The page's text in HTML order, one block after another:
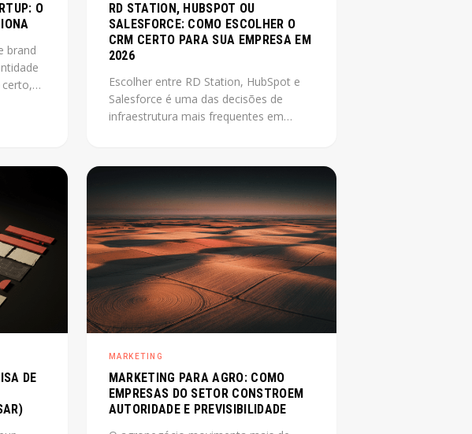
O
brand
RD STATION, HUBSPOT OU
SALESFORCE: COMO ESCOLHER O
CRM CERTO PARA SUA EMPRESA EM
2026
Escolher entre RD Station, HubSpot e
Salesforce é uma das decisões de
infraestrutura mais frequentes em
problema é que a maioria das
comparações disponíveis foi escrita por
revendedores de uma das plataformas.
Este post não tem esse conflito: mostra
os critérios reais que definem a escolha
certa para cada contexto.
DE
MARKETING
MARKETING PARA AGRO: COMO
EMPRESAS DO SETOR CONSTROEM
AUTORIDADE E PREVISIBILIDADE